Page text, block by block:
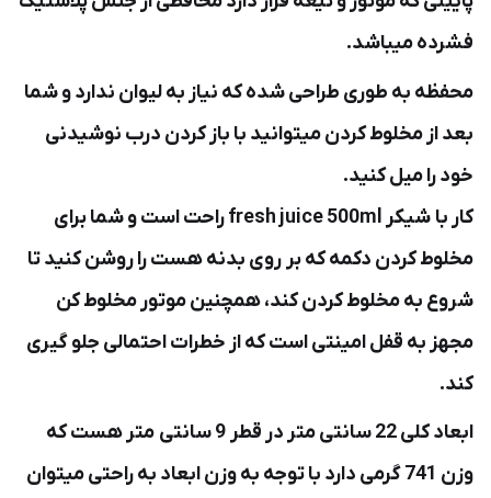
فشرده میباشد.
محفظه به طوری طراحی شده که نیاز به لیوان ندارد و شما
بعد از مخلوط کردن میتوانید با باز کردن درب نوشیدنی
خود را میل کنید.
کار با شیکر fresh juice 500ml راحت است و شما برای
مخلوط کردن دکمه که بر روی بدنه هست را روشن کنید تا
شروع به مخلوط کردن کند، همچنین موتور مخلوط کن
مجهز به قفل امینتی است که از خطرات احتمالی جلو گیری
کند.
ابعاد کلی 22 سانتی متر در قطر 9 سانتی متر هست که
وزن 741 گرمی دارد با توجه به وزن ابعاد به راحتی میتوان